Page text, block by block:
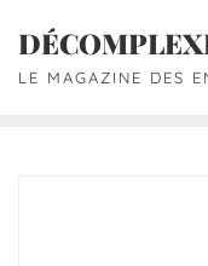
LE MAGAZINE DES